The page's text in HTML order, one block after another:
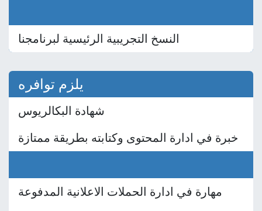
النسخ التجريبية الرئيسية لبرنامجنا
يلزم توافره
خبرة في ادارة المحتوى وكتابته بطريقة ممتازة
مهارة في ادارة الحملات الاعلانية المدفوعة